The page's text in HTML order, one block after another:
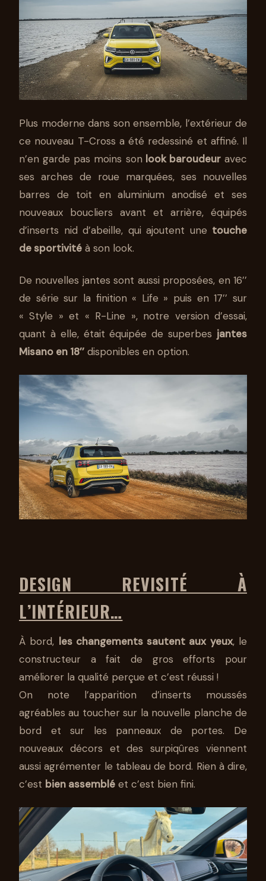
Plus moderne dans son ensemble, l’extérieur de
ce nouveau T-Cross a été redessiné et affiné. Il
n’en garde pas moins son look baroudeuravec
ses arches de roue marquées, ses nouvelles
barres de toit en aluminium anodisé et ses
nouveaux boucliers avant et arrière, équipés
d’inserts nid d’abeille, qui ajoutent une touche
de sportivité à son look.
De nouvelles jantes sont aussi proposées, en 16’’
de série sur la finition « Life » puis en 17’’ sur
« Style » et « R-Line », notre version d’essai,
quant à elle, était équipée de superbes jantes
Misano en 18’’ disponibles en option.
DESIGN REVISITÉ À
L’INTÉRIEUR…
À bord, les changements sautent aux yeux, le
constructeur a fait de gros efforts pour
améliorer la qualité perçue et c’est réussi !
On note l’apparition d’inserts moussés
agréables au toucher sur la nouvelle planche de
bord et sur les panneaux de portes. De
nouveaux décors et des surpiqûres viennent
aussi agrémenter le tableau de bord. Rien à dire,
c’est bien assemblé et c’est bien fini.